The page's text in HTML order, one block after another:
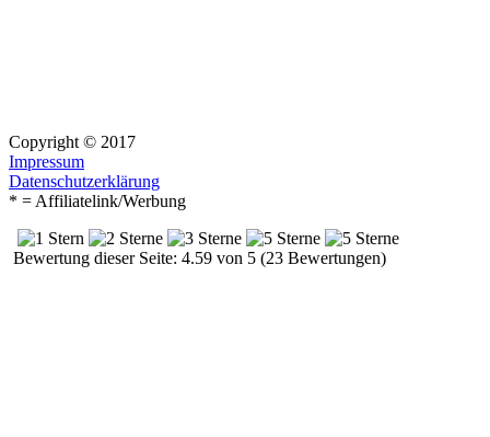
Copyright © 2017
Impressum
Datenschutzerklärung
* = Affiliatelink/Werbung
Bewertung dieser Seite: 4.59 von 5 (23 Bewertungen)